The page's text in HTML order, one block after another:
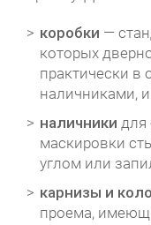
коробки —
которых
практически в
наличниками,
наличники для
маскировки
углом или
карнизы и
проема,